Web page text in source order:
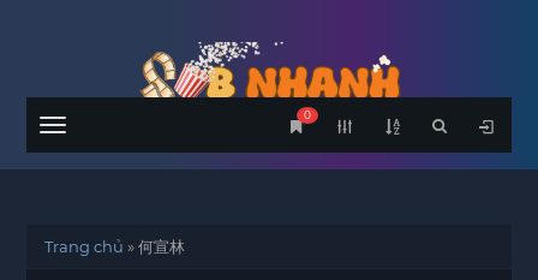
Menu
0
Trang chủ »何宣林